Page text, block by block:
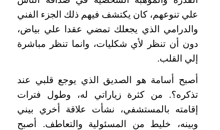
علي تنوعهم، كان يكتشف فيهم ذلك الجزء الفني
والدرامي الذي يجعلك تمضي عقدا علي بياض،
دون أن تنظر لأي شكليات، وانما تنظر مباشرة
إلي القلب.
أصبح أسامة هو الصديق الذي يوجع قلبي عند
تذكره؟. من كثرة زياراتي له، وطول فترات
إقامته بالمستشفي، نشأت علاقة أخري بيني
وبينه، خليط من المسئولية والتعاطف. أصبح